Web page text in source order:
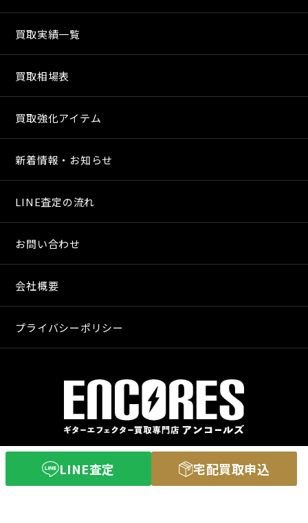
LINE査定 宅配買取申込
買取実績一覧
買取相場表
買取強化アイテム
新着情報・お知らせ
LINE査定の流れ
お問い合わせ
会社概要
プライバシーポリシー
〒640-8255
和歌山市和歌山市舟津町３丁目３
営業時間 11：00〜20：00